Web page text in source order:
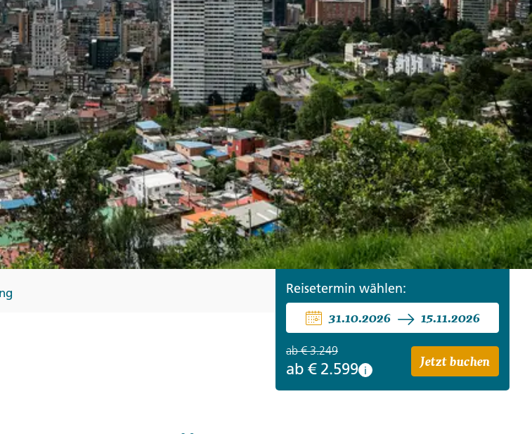
Montenegro
Zypern
Beratung+49 (0) 431 5446-0 Reisefinder öffnen
Beratung +49 (0) 431 5446-0 Reisefinder öffnen
Beratung+49 (0) 431 5446-0 Reisefinder öffnen
Reisetermin wählen:
31.10.2026 15.11.2026
ab€ 3.249
ab € 2.599 i Jetzt buchen